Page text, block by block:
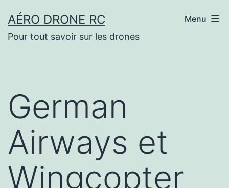
au
contenu
AÉRO DRONE RC
Pour tout savoir sur les drones
Menu
German
Airways et
Wingcopter